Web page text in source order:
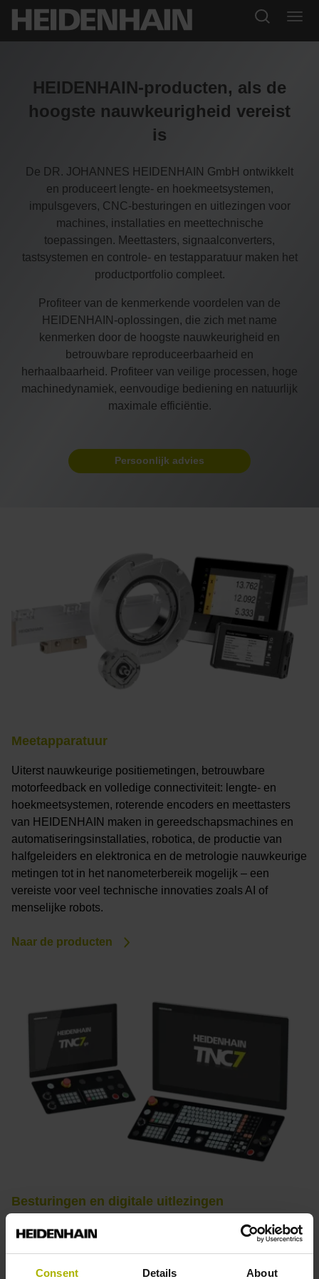
Consent Details About
HEIDENHAIN-producten, als de
hoogste nauwkeurigheid vereist
is
De DR. JOHANNES HEIDENHAIN GmbH ontwikkelt
en produceert lengte- en hoekmeetsystemen,
impulsgevers, CNC-besturingen en uitlezingen voor
machines, installaties en meettechnische
toepassingen. Meettasters, signaalconverters,
tastsystemen en controle- en testapparatuur maken het
productportfolio compleet.
Profiteer van de kenmerkende voordelen van de
HEIDENHAIN-oplossingen, die zich met name
kenmerken door de hoogste nauwkeurigheid en
betrouwbare reproduceerbaarheid en
herhaalbaarheid. Profiteer van veilige processen, hoge
machinedynamiek, eenvoudige bediening en natuurlijk
maximale efficiëntie.
Persoonlijk advies
Meetapparatuur
Uiterst nauwkeurige positiemetingen, betrouwbare
motorfeedback en volledige connectiviteit: lengte- en
hoekmeetsystemen, roterende encoders en meettasters
van HEIDENHAIN maken in gereedschapsmachines en
automatiseringsinstallaties, robotica, de productie van
halfgeleiders en elektronica en de metrologie nauwkeurige
metingen tot in het nanometerbereik mogelijk – een
vereiste voor veel technische innovaties zoals AI of
menselijke robots.
Naar de producten
Besturingen en digitale uitlezingen
Praktijkgericht, veelzijdig, krachtig –